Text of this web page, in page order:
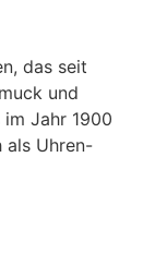
das seit
und
Jahr 1900
als Uhren-